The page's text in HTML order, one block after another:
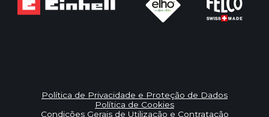
Política de Privacidade e Proteção de Dados
Política de Cookies
Condições Gerais de Utilização e Contratação